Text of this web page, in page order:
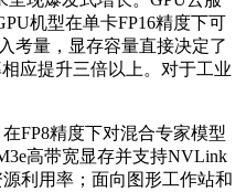
机型在单卡FP16精度下可
考量，显存容量直接决定了
应提升三倍以上。对于工业
FP8精度下对混合专家模型
高带宽显存并支持NVLink
利用率；面向图形工作站和